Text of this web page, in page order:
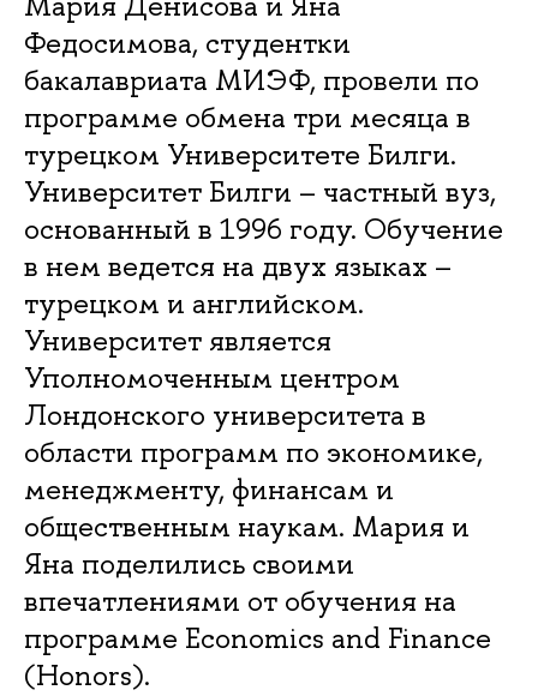
Федосимова, студентки
бакалавриата МИЭФ, провели по
программе обмена три месяца в
турецком Университете Билги.
Университет Билги – частный вуз,
основанный в 1996 году. Обучение
в нем ведется на двух языках –
турецком и английском.
Университет является
Уполномоченным центром
Лондонского университета в
области программ по экономике,
менеджменту, финансам и
общественным наукам. Мария и
Яна поделились своими
впечатлениями от обучения на
программе Economics and Finance
(Honors).